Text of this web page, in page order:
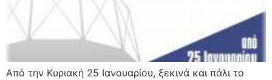
Από την Κυριακή 25 Ιανουαρίου, ξεκινά και πάλι το